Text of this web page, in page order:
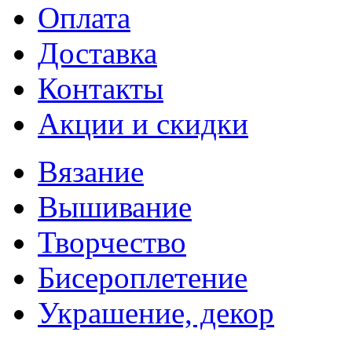
Оплата
Доставка
Контакты
Акции и скидки
Вязание
Вышивание
Творчество
Бисероплетение
Украшение, декор